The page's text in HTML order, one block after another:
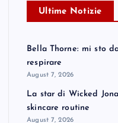
Ultime Notizie
Bella Thorne: mi sto
respirare
August 7, 2026
La star di Wicked
skincare routine
August 7, 2026